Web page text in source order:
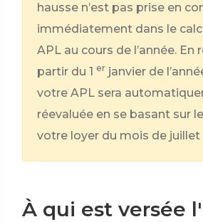
hausse n’est pas prise en
immédiatement dans le
APL au cours de l’année. En
partir du 1 er janvier de
votre APL sera
réevaluée en se basant sur
votre loyer du mois de
À qui est versée